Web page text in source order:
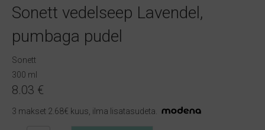
Sonett vedelseep Lavendel,
pumbaga pudel
Sonett
300 ml
8.03 €
3 makset 2.68€ kuus, ilma lisatasudeta.